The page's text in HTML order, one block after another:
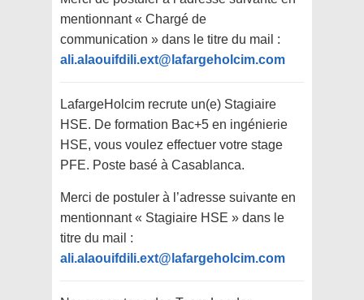
mentionnant « Chargé de
communication » dans le titre du mail :
ali.alaouifdili.ext@lafargeholcim.com
LafargeHolcim recrute un(e) Stagiaire
HSE. De formation Bac+5 en ingénierie
HSE, vous voulez effectuer votre stage
PFE. Poste basé à Casablanca.
Merci de postuler à l’adresse suivante en
mentionnant « Stagiaire HSE » dans le
titre du mail :
ali.alaouifdili.ext@lafargeholcim.com